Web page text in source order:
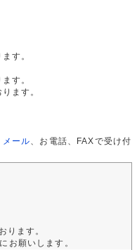
す。
す。
ます。
メール 、お電話、FAXで受け付
ります。
お願いします。